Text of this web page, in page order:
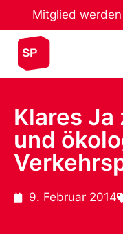
Mitglied werden
Klares
und
9. Februar 2014